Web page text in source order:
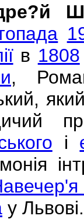
в 1808
,
і
у Львові.